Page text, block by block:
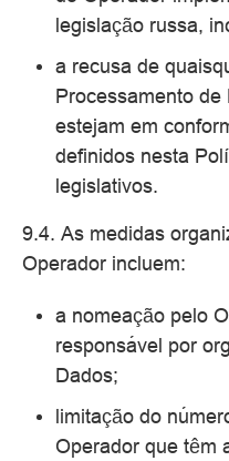
legislação russa,
a recusa de
Processamento
estejam em
definidos nesta
legislativos.
9.4. As medidas
Operador incluem:
a nomeação pelo
responsável por
Dados;
limitação do
Operador que têm